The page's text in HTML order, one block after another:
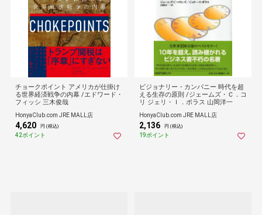
チョークポイント アメリカが仕掛け
る世界経済戦争の内幕 /エドワード・
フィッシ 三木俊哉
HonyaClub.com JRE MALL店
4,620 円 (税込)
42ポイント
ビジョナリー・カンパニー 時代を超
える生存の原則 /ジェームズ・Ｃ．コ
リ ジェリ・Ｉ．ポラス 山岡洋一
HonyaClub.com JRE MALL店
2,136 円 (税込)
19ポイント